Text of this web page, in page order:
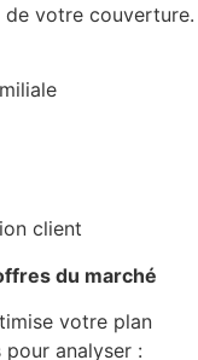
de votre couverture.
client
du marché
votre plan
analyser :